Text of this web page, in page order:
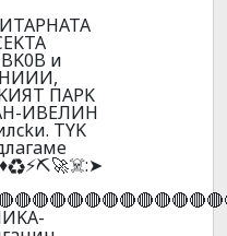
и
ПAPK
ИBEЛИH
TYK